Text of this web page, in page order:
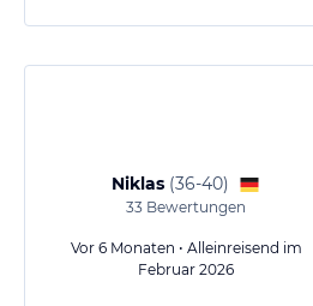
Niklas (36-40)
33 Bewertungen
Vor 6 Monaten • Alleinreisend im
Februar 2026